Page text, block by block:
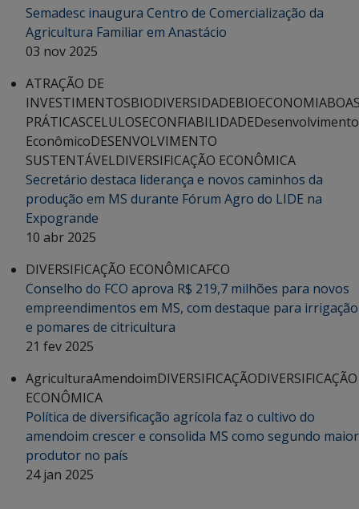
Semadesc inaugura Centro de Comercialização da
Agricultura Familiar em Anastácio
03 nov 2025
ATRAÇÃO DE
INVESTIMENTOSBIODIVERSIDADEBIOECONOMIA
PRÁTICASCELULOSECONFIABILIDADEDesenvolvimento
EconômicoDESENVOLVIMENTO
SUSTENTÁVELDIVERSIFICAÇÃO ECONÔMICA
Secretário destaca liderança e novos caminhos da
produção em MS durante Fórum Agro do LIDE na
Expogrande
10 abr 2025
DIVERSIFICAÇÃO ECONÔMICAFCO
Conselho do FCO aprova R$ 219,7 milhões para novos
empreendimentos em MS, com destaque para irrigação
e pomares de citricultura
21 fev 2025
AgriculturaAmendoimDIVERSIFICAÇÃODIVERSIFICAÇÃO
ECONÔMICA
Política de diversificação agrícola faz o cultivo do
amendoim crescer e consolida MS como segundo maior
produtor no país
24 jan 2025